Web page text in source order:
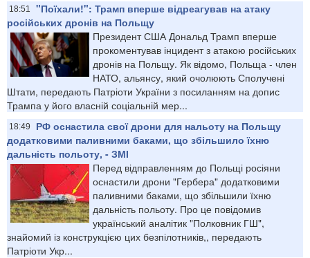
18:51
"Поїхали!": Трамп вперше відреагував на атаку
російських дронів на Польщу
Президент США Дональд Трамп вперше
прокоментував інцидент з атакою російських
дронів на Польщу. Як відомо, Польща - член
НАТО, альянсу, який очолюють Сполучені
Штати, передають Патріоти України з посиланням на допис
Трампа у його власній соціальній мер...
18:49
РФ оснастила свої дрони для нальоту на Польщу
додатковими паливними баками, що збільшило їхню
дальність польоту, - ЗМІ
Перед відправленням до Польщі росіяни
оснастили дрони "Гербера" додатковими
паливними баками, що збільшили їхню
дальність польоту. Про це повідомив
український аналітик "Полковник ГШ",
знайомий із конструкцією цих безпілотників,, передають
Патріоти Укр...